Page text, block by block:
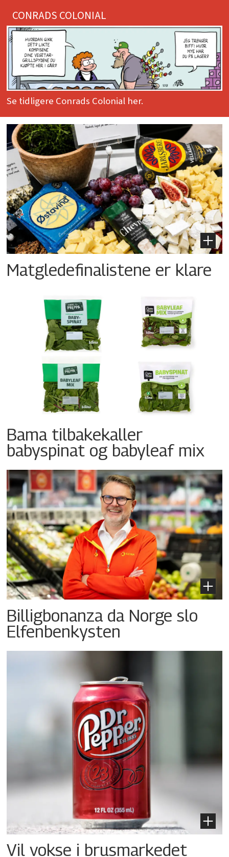
CONRADS COLONIAL
Se tidligere Conrads Colonial her.
Matgledefinalistene er klare
Bama tilbakekaller
babyspinat og babyleaf mix
Billigbonanza da Norge slo
Elfenbenkysten
Vil vokse i brusmarkedet